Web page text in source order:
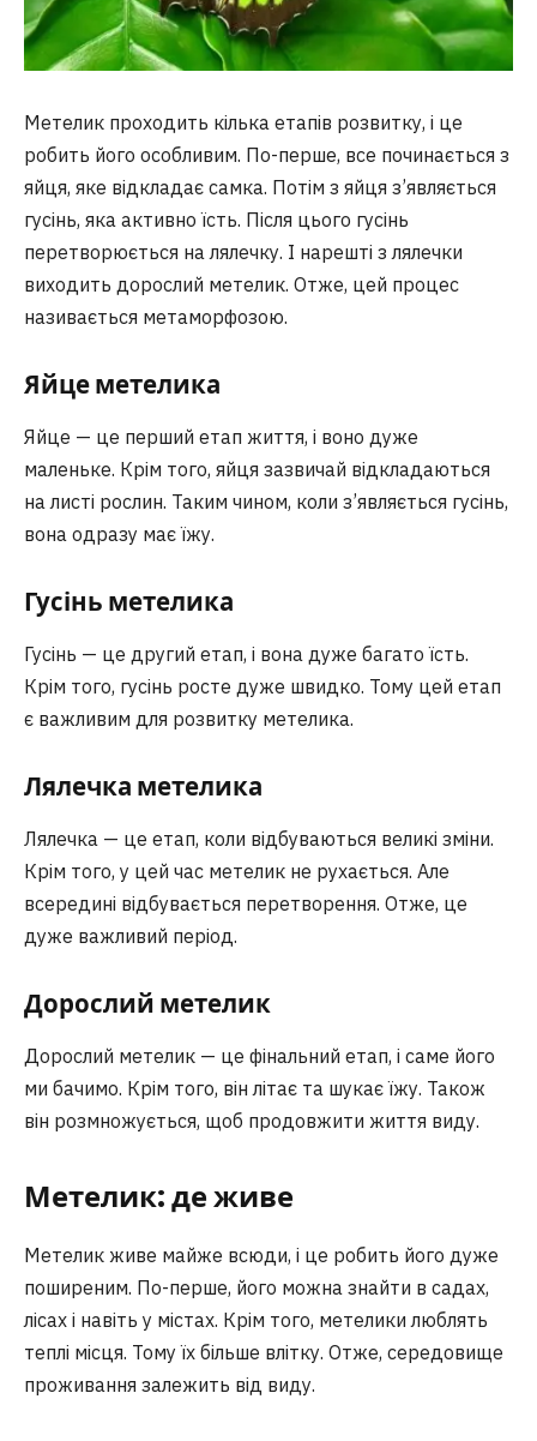
Метелик проходить кілька етапів розвитку, і це
робить його особливим. По-перше, все починається з
яйця, яке відкладає самка. Потім з яйця з’являється
гусінь, яка активно їсть. Після цього гусінь
перетворюється на лялечку. І нарешті з лялечки
виходить дорослий метелик. Отже, цей процес
називається метаморфозою.
Яйце метелика
Яйце — це перший етап життя, і воно дуже
маленьке. Крім того, яйця зазвичай відкладаються
на листі рослин. Таким чином, коли з’являється гусінь,
вона одразу має їжу.
Гусінь метелика
Гусінь — це другий етап, і вона дуже багато їсть.
Крім того, гусінь росте дуже швидко. Тому цей етап
є важливим для розвитку метелика.
Лялечка метелика
Лялечка — це етап, коли відбуваються великі зміни.
Крім того, у цей час метелик не рухається. Але
всередині відбувається перетворення. Отже, це
дуже важливий період.
Дорослий метелик
Дорослий метелик — це фінальний етап, і саме його
ми бачимо. Крім того, він літає та шукає їжу. Також
він розмножується, щоб продовжити життя виду.
Метелик: де живе
Метелик живе майже всюди, і це робить його дуже
поширеним. По-перше, його можна знайти в садах,
лісах і навіть у містах. Крім того, метелики люблять
теплі місця. Тому їх більше влітку. Отже, середовище
проживання залежить від виду.